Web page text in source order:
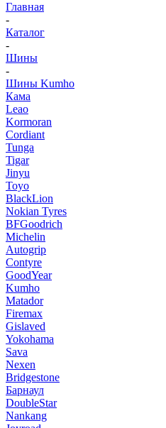
Главная
-
Каталог
-
Шины
-
Шины Kumho
Кама
Leao
Kormoran
Cordiant
Tunga
Tigar
Jinyu
Toyo
BlackLion
Nokian Tyres
BFGoodrich
Michelin
Autogrip
Contyre
GoodYear
Kumho
Matador
Firemax
Gislaved
Yokohama
Sava
Nexen
Bridgestone
Барнаул
DoubleStar
Nankang